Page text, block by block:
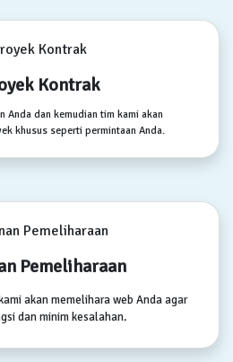
Kontrak
Anda dan kemudian tim kami akan
khusus seperti permintaan Anda.
Pemeliharaan
akan memelihara web Anda agar
dan minim kesalahan.